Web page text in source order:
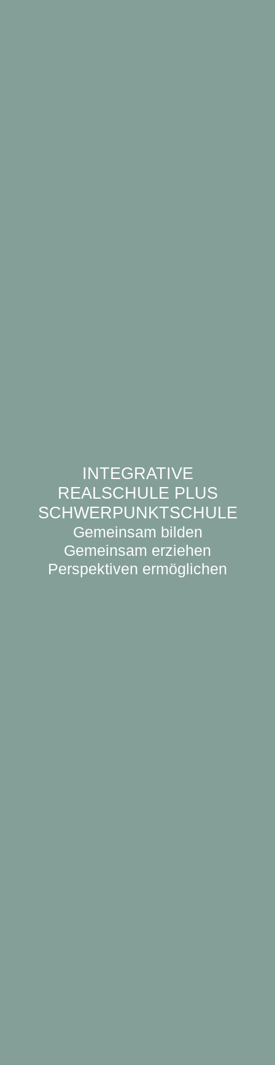
INTEGRATIVE
REALSCHULE PLUS
SCHWERPUNKTSCHULE
Gemeinsam bilden
Gemeinsam erziehen
Perspektiven ermöglichen